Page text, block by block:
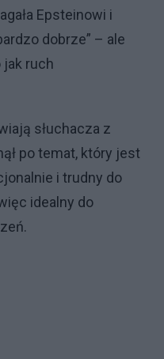
Epsteinowi i
dobrze” – ale
jak ruch
słuchacza z
po temat, który jest
i trudny do
idealny do